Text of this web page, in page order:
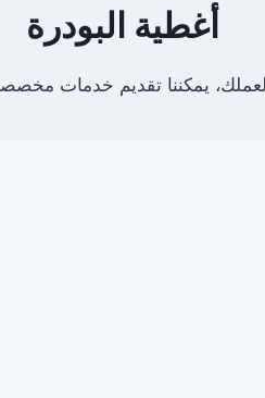
أغطية البودرة
لعملك، يمكننا تقديم خدمات